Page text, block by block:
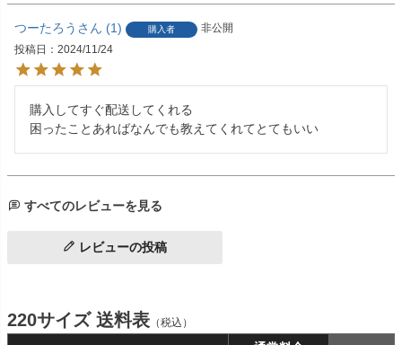
つーたろう 1 購入者
非公開
投稿日
2024/11/24
購入してすぐ配送してくれる
困ったことあればなんでも教えてくれてとてもいい
すべてのレビューを見る
レビューの投稿
220サイズ 送料表 （税込）